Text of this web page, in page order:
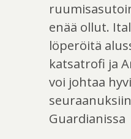
enää ollut.
löperöitä
katsatrofi ja
voi johtaa
Guardianissa